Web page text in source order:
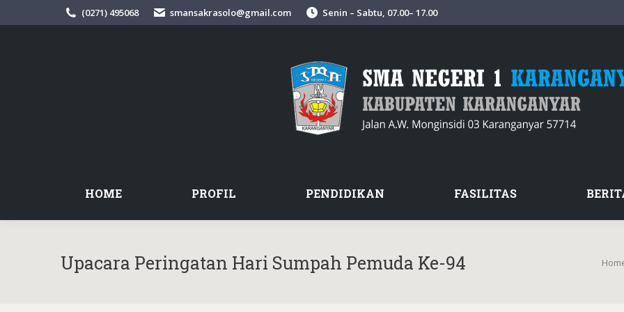
(0271) 495068 smansakrasolo@gmail.com Senin – Sabtu, 07.00– 17.00
HOME PROFIL PENDIDIKAN FASILITAS
Upacara Peringatan Hari Sumpah Pemuda Ke-94 You